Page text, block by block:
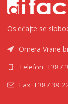
Osjećajte se
Omera Vrane
Telefon: +387
Fax: +387 38